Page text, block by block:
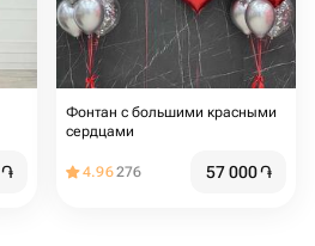
֏
Фонтан с большими красными
сердцами
4.96276 57 000֏